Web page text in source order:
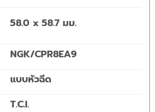
58.0 x 58.7 มม.
NGK/CPR8EA9
แบบหัวฉีด
T.C.I.